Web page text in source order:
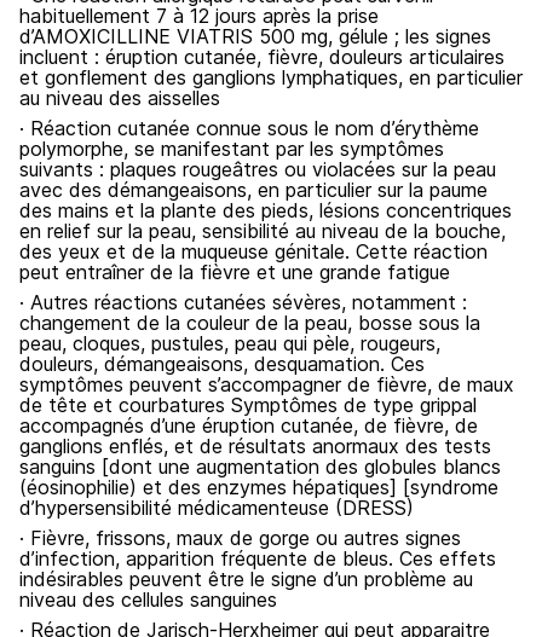
habituellement 7 à 12 jours après la prise
d’AMOXICILLINE VIATRIS 500 mg, gélule ; les signes
incluent : éruption cutanée, fièvre, douleurs articulaires
et gonflement des ganglions lymphatiques, en particulier
au niveau des aisselles
· Réaction cutanée connue sous le nom d’érythème
polymorphe, se manifestant par les symptômes
suivants : plaques rougeâtres ou violacées sur la peau
avec des démangeaisons, en particulier sur la paume
des mains et la plante des pieds, lésions concentriques
en relief sur la peau, sensibilité au niveau de la bouche,
des yeux et de la muqueuse génitale. Cette réaction
peut entraîner de la fièvre et une grande fatigue
· Autres réactions cutanées sévères, notamment :
changement de la couleur de la peau, bosse sous la
peau, cloques, pustules, peau qui pèle, rougeurs,
douleurs, démangeaisons, desquamation. Ces
symptômes peuvent s’accompagner de fièvre, de maux
de tête et courbatures Symptômes de type grippal
accompagnés d’une éruption cutanée, de fièvre, de
ganglions enflés, et de résultats anormaux des tests
sanguins [dont une augmentation des globules blancs
(éosinophilie) et des enzymes hépatiques] [syndrome
d’hypersensibilité médicamenteuse (DRESS)
· Fièvre, frissons, maux de gorge ou autres signes
d’infection, apparition fréquente de bleus. Ces effets
indésirables peuvent être le signe d’un problème au
niveau des cellules sanguines
· Réaction de Jarisch-Herxheimer qui peut apparaitre